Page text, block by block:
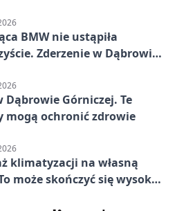
BMW nie ustąpiła
Zderzenie w Dąbrowie
Dąbrowie Górniczej. Te
mogą ochronić zdrowie
klimatyzacji na własną
może skończyć się wysoką